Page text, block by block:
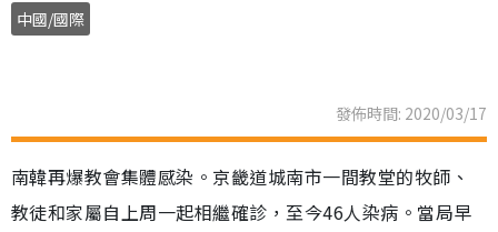
中國/國際
發佈時間: 2020/03/17
南韓再爆教會集體感染。京畿道城南市一間教堂的牧師、
教徒和家屬自上周一起相繼確診，至今46人染病。當局早